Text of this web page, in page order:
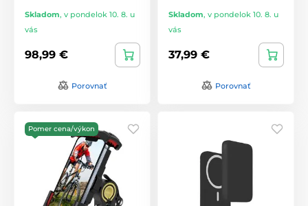
Skladom, v pondelok 10. 8. u
vás
98,99 €
Porovnať
Skladom, v pondelok 10. 8. u
vás
37,99 €
Porovnať
Pomer cena/výkon